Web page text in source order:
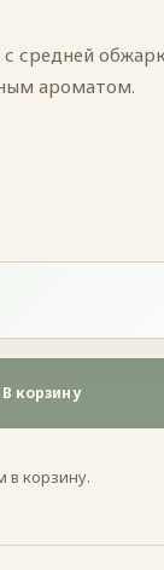
средней
ароматом.
В корзину
корзину.